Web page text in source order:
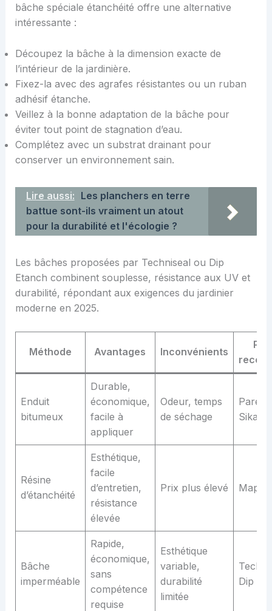
bâche spéciale étanchéité offre une alternative
intéressante :
Découpez la bâche à la dimension exacte de
l’intérieur de la jardinière.
Fixez-la avec des agrafes résistantes ou un ruban
adhésif étanche.
Veillez à la bonne adaptation de la bâche pour
éviter tout point de stagnation d’eau.
Complétez avec un substrat drainant pour
conserver un environnement sain.
Lire aussi: Les planchers en terre
battue sont-ils vraiment un atout
pour la durabilité et l'écologie ?
Les bâches proposées par Techniseal ou Dip
Etanch combinent souplesse, résistance aux UV et
durabilité, répondant aux exigences du jardinier
moderne en 2025.
Méthode Avantages Inconvénients
Enduit
bitumeux
Durable,
économique,
facile à
appliquer
Odeur, temps
de séchage
Sika
Résine
d’étanchéité
Esthétique,
facile
d’entretien,
résistance
élevée
Prix plus élevé
Bâche
imperméable
Rapide,
économique,
sans
compétence
requise
Esthétique
variable,
durabilité
limitée
Dip